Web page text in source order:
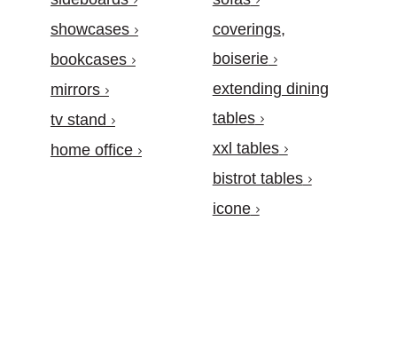
showcases
bookcases
mirrors
tv stand
home office
coverings,
boiserie
extending dining
tables
xxl tables
bistrot tables
icone